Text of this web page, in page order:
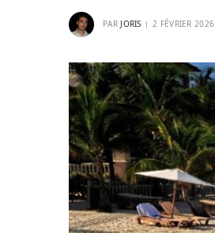
PAR JORIS 2 FÉVRIER 2026